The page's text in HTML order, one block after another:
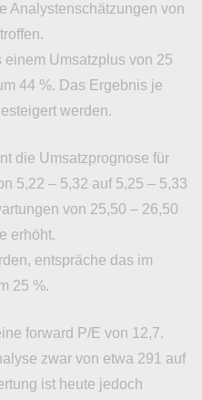
Analystenschätzungen von
Umsatzplus von 25
44 %. Das Ergebnis je
werden.
die Umsatzprognose für
5,22 – 5,32 auf 5,25 – 5,33
von 25,50 – 26,50
erhöht.
entspräche das im
25 %.
forward P/E von 12,7.
zwar von etwa 291 auf
ist heute jedoch